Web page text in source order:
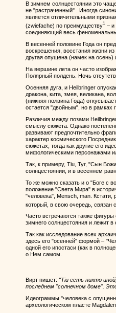
В зимнем солнцестоянии это
не "растраченный" . Иногда
является отличительными
(zwiefache) по преимуществу1 – и
соединяющий весь
В весенней половине Года он
воскрешения, восстания жизни
другая опущена (намек на осень)
На вершине лета он часто
Полярный полдень. Ночь
Осенняя дуга, и Heilbringer
дракона, кита, змея, великана,
(нижняя полвина Года)
остается "двойным", но в рамках
Различия между позами
смыслу сюжета. Однако
развивают предпочтительно
характер космического
сюжетах, тогда как другие его
мифологическими персонажами
Так, к примеру, Tiu, Tyr, "Сын
солнцестоянии, и в весеннем
То же можно сказать и о "Боге с
положение "Света Мира" в
"человека", Mensch, man. Кстати,
который, в свою очередь, связан
Часто встречаются также
зимнего солнцестояния и лежит
Так как исследование всех
здесь его "осенней" формой –
одной его ипостаси (как в
о Нем самом.
Вирт пишет: "Tiu есть никто
последнем "солнечном доме".
Идеограммы "человека с
археологическом пласте